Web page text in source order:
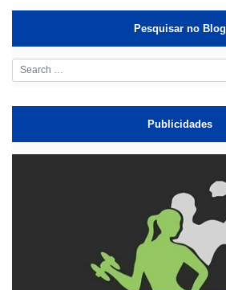
Pesquisar no Blog
Publicidades